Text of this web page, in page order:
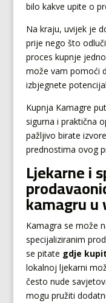
bilo kakve upite o
Na kraju, uvijek je
prije nego što
proces kupnje
može vam pomoći
izbjegnete
Kupnja Kamagre
sigurna i praktična
pažljivo birate
prednostima ovog
Ljekarne i
kamagru u
Kamagra se može
specijaliziranim
se pitate gdje
lokalnoj ljekarni
često nude
mogu pružiti